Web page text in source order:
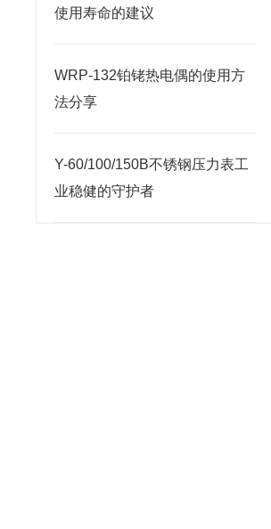
使用寿命的建议
WRP-132铂铑热电偶的使用方
法分享
Y-60/100/150B不锈钢压力表工
业稳健的守护者